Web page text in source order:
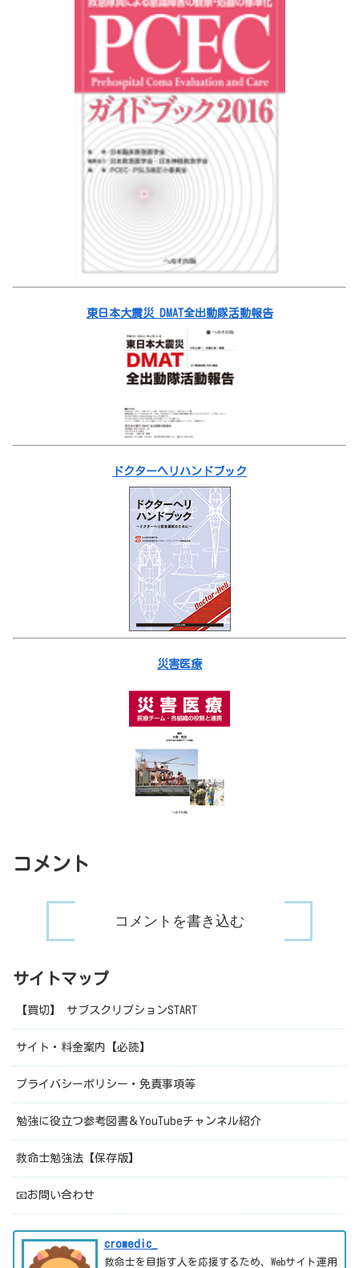
東日本大震災 DMAT全出動隊活動報告
ドクターヘリハンドブック
災害医療
コメント
コメントを書き込む
サイトマップ
【買切】 サブスクリプションSTART
サイト・料金案内【必読】
プライバシーポリシー・免責事項等
勉強に役立つ参考図書＆YouTubeチャンネル紹介
救命士勉強法【保存版】
📧お問い合わせ
cromedic_
救命士を目指す人を応援するため、Webサイト運用